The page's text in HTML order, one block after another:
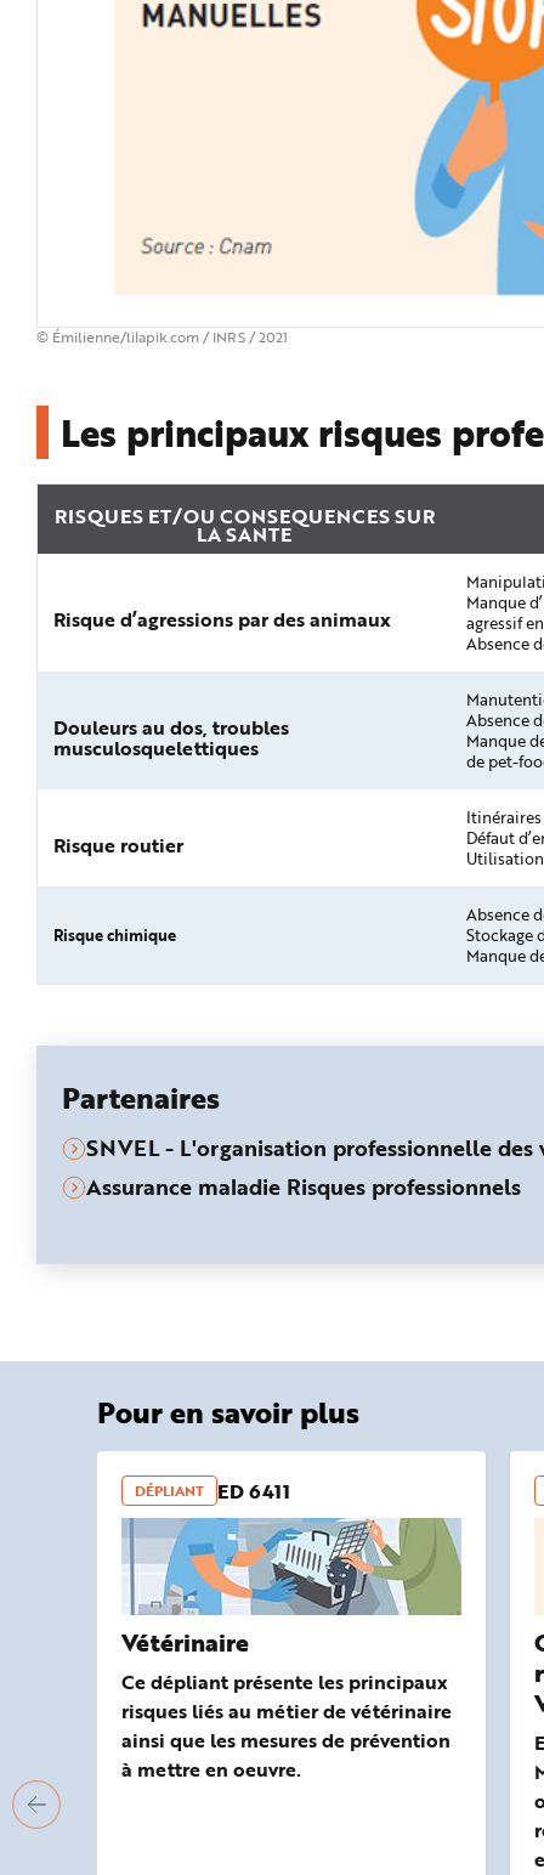
© Émilienne/lilapik.com / INRS / 2021
Les principaux risques
RISQUES ET/OU CONSEQUENCES SUR
LA SANTE
Risque d’agressions par des animaux
Manque
agressif
Absence
Douleurs au dos, troubles
musculosquelettiques
Absence
Manque
de pet-
Risque routier
Défaut
Risque chimique
Absence
Stockage
Manque
Partenaires
SNVEL - L'organisation professionnelle
Assurance maladie Risques professionnels
Pour en savoir plus
DÉPLIANT ED 6411
Vétérinaire
Ce dépliant présente les principaux
risques liés au métier de vétérinaire
ainsi que les mesures de prévention
à mettre en oeuvre.